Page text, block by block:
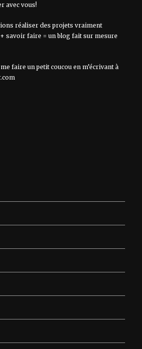
avec vous!
réaliser des projets vraiment
savoir faire = un blog fait sur mesure
faire un petit coucou en m’écrivant à